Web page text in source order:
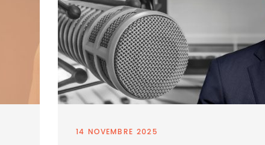
14 NOVEMBRE 2025